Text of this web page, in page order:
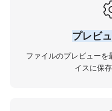
プレビ
ファイルのプレビュー
イスに保